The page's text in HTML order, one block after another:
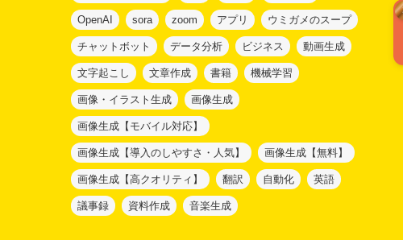
OpenAI sora zoom アプリ ウミガメのスープ
チャットボット データ分析 ビジネス 動画生成
文字起こし 文章作成 書籍 機械学習
画像・イラスト生成 画像生成
画像生成【モバイル対応】
画像生成【導入のしやすさ・人気】 画像生成【無料】
画像生成【高クオリティ】 翻訳 自動化 英語
議事録 資料作成 音楽生成